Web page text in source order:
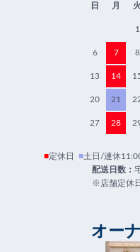
日 月 火
1
6 7 8
13 14
20 21
27 28
■定休日 ■土日/連休
配送日数：
※店舗定休
オー